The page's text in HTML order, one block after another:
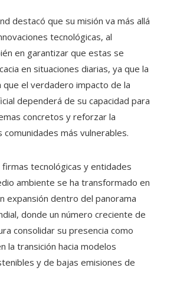
destacó que su misión va más allá
tecnológicas, al
en garantizar que estas se
en situaciones diarias, ya que la
el verdadero impacto de la
dependerá de su capacidad para
concretos y reforzar la
comunidades más vulnerables.
firmas tecnológicas y entidades
ambiente se ha transformado en
expansión dentro del panorama
donde un número creciente de
consolidar su presencia como
la transición hacia modelos
y de bajas emisiones de